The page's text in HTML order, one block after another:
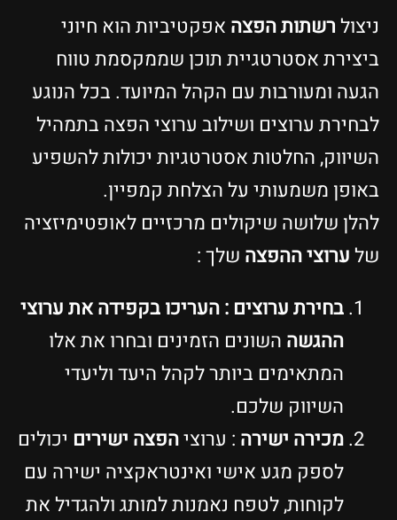
ניצולרשתות הפצה אפקטיביות הוא חיוני
ביצירת אסטרטגיית תוכן שממקסמת טווח
הגעה ומעורבות עם הקהל המיועד. בכל הנוגע
לבחירת ערוצים ושילוב ערוצי הפצה בתמהיל
השיווק, החלטות אסטרטגיות יכולות להשפיע
באופן משמעותי על הצלחת קמפיין.
להלן שלושה שיקולים מרכזיים לאופטימיזציה
שלערוצי ההפצה שלך :
בחירת ערוצים : העריכו בקפידה אתערוצי
ההגשה השונים הזמינים ובחרו את אלו
המתאימים ביותר לקהל היעד וליעדי
השיווק שלכם.
מכירה ישירה : ערוציהפצה ישירים יכולים
לספק מגע אישי ואינטראקציה ישירה עם
לקוחות, לטפח נאמנות למותג ולהגדיל את